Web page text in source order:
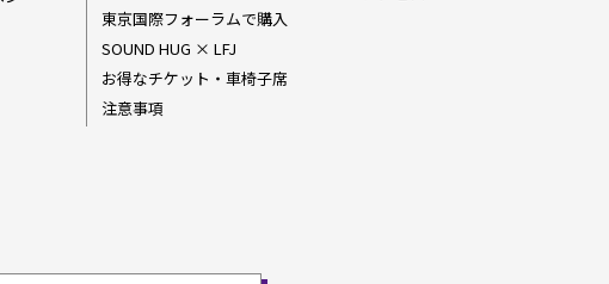
東京国際フォーラムで購入
SOUND HUG × LFJ
お得なチケット・車椅子席
注意事項